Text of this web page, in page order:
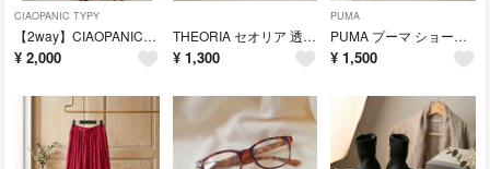
CIAOPANIC TYPY
【2way】CIAOPANIC TYPY レーヨンボイルガウンワンピース
¥ 2,000
THEORIA セオリア 透かし編みニット カーディガン 半袖 ホワイト L
¥ 1,300
PUMA
PUMA プーマ ショートパンツ 黒×白 Lサイズ スポーツ ランニング
¥ 1,500